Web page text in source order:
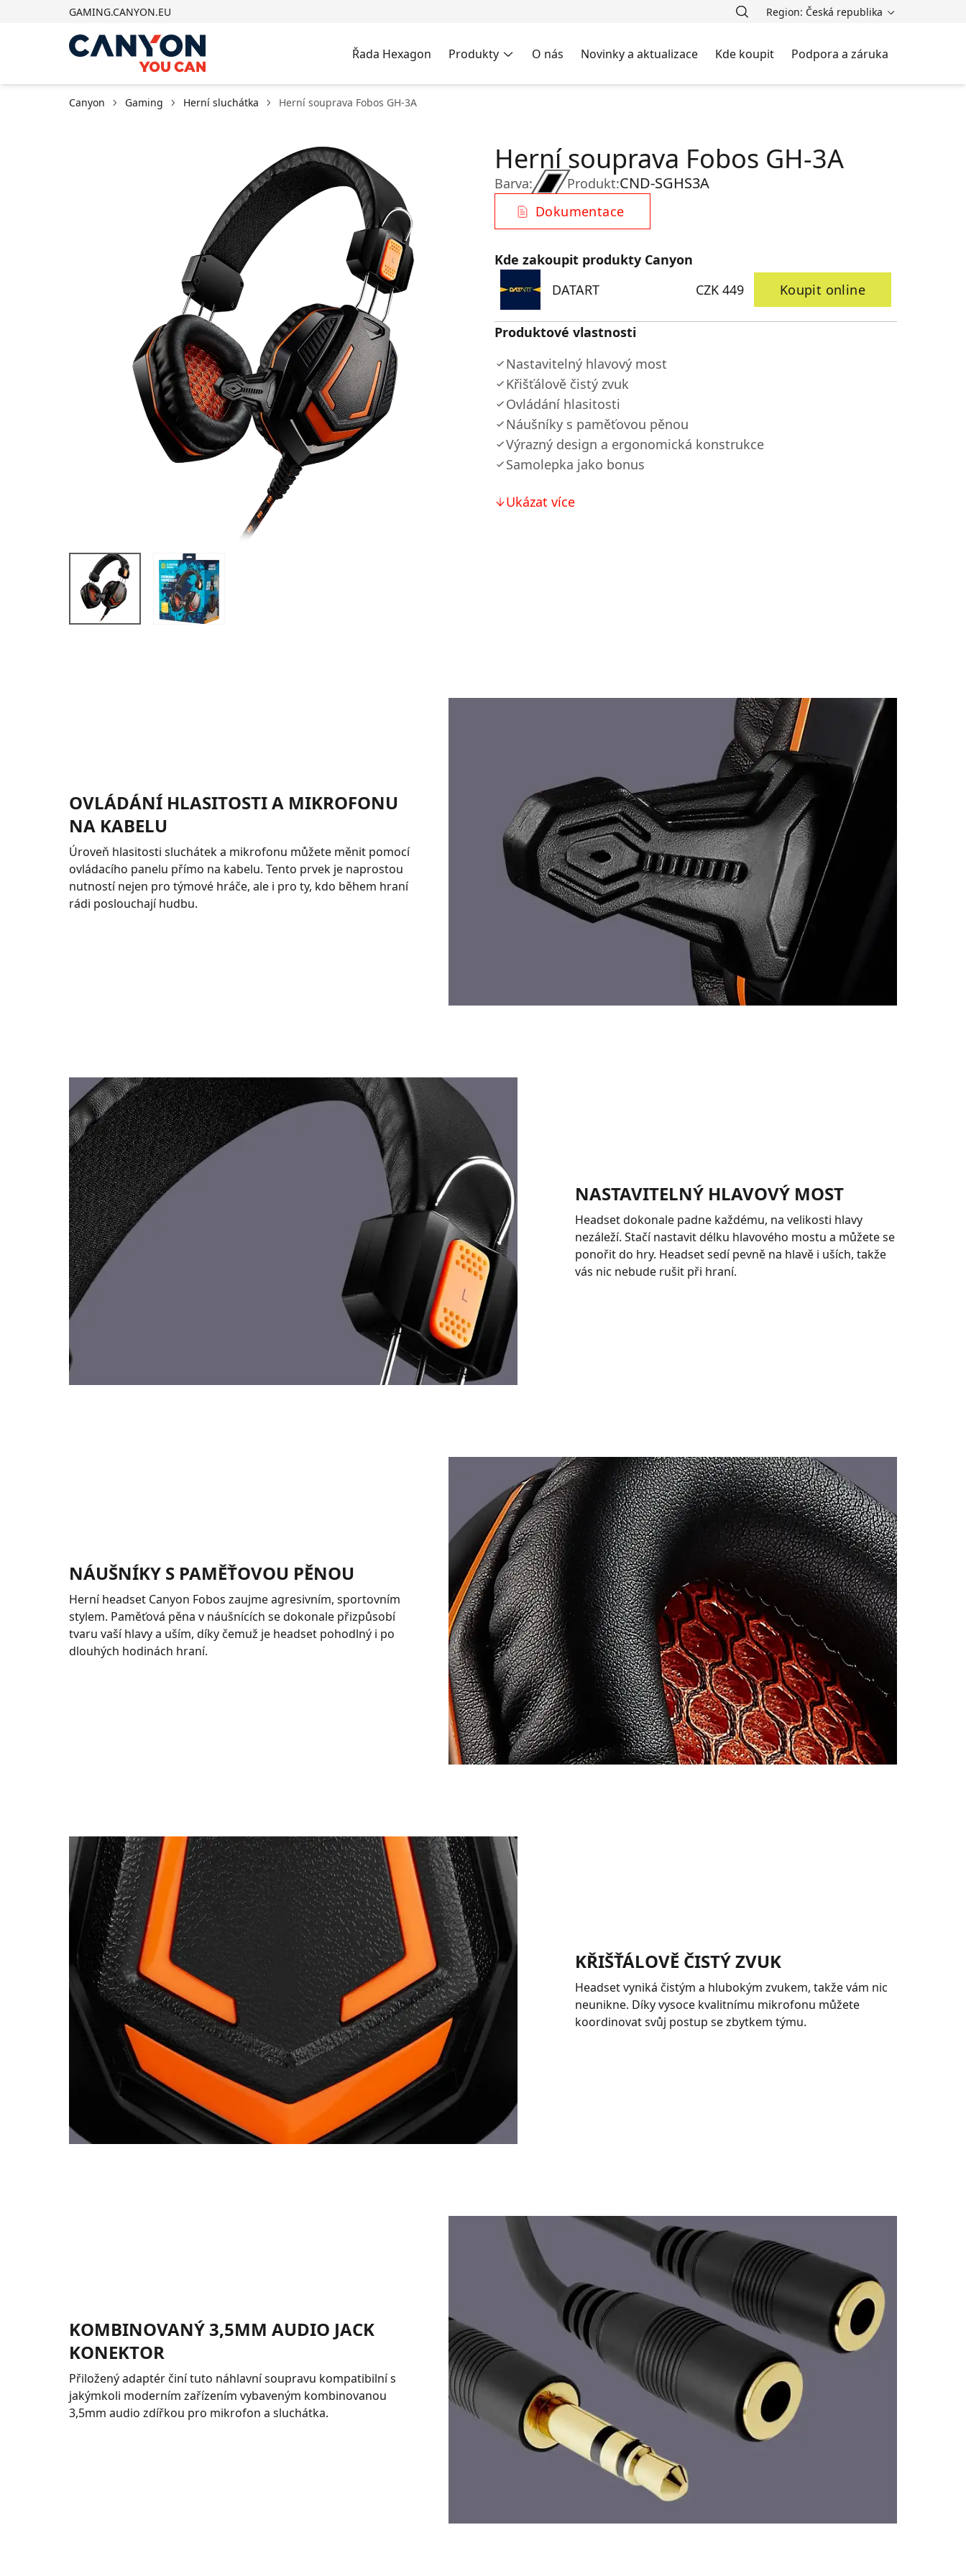
GAMING.CANYON.EU Region: Česká republika
Řada Hexagon Produkty O nás Novinky a aktualizace Kde koupit Podpora a záruka
Canyon Gaming Herní sluchátka Herní souprava Fobos GH-3A
Barva:
Herní souprava Fobos GH-3A
Produkt:CND-SGHS3A
Dokumentace
Produktové vlastnosti
Nastavitelný hlavový most
Křišťálově čistý zvuk
Ovládání hlasitosti
Náušníky s paměťovou pěnou
Výrazný design a ergonomická konstrukce
Samolepka jako bonus
Ukázat více
Kde zakoupit produkty Canyon
DATART
CZK 449 Koupit online
OVLÁDÁNÍ HLASITOSTI A MIKROFONU
NA KABELU
Úroveň hlasitosti sluchátek a mikrofonu můžete měnit pomocí
ovládacího panelu přímo na kabelu. Tento prvek je naprostou
nutností nejen pro týmové hráče, ale i pro ty, kdo během hraní
rádi poslouchají hudbu.
NASTAVITELNÝ HLAVOVÝ MOST
Headset dokonale padne každému, na velikosti hlavy
nezáleží. Stačí nastavit délku hlavového mostu a můžete se
ponořit do hry. Headset sedí pevně na hlavě i uších, takže
vás nic nebude rušit při hraní.
NÁUŠNÍKY S PAMĚŤOVOU PĚNOU
Herní headset Canyon Fobos zaujme agresivním, sportovním
stylem. Paměťová pěna v náušnících se dokonale přizpůsobí
tvaru vaší hlavy a uším, díky čemuž je headset pohodlný i po
dlouhých hodinách hraní.
KŘIŠŤÁLOVĚ ČISTÝ ZVUK
Headset vyniká čistým a hlubokým zvukem, takže vám nic
neunikne. Díky vysoce kvalitnímu mikrofonu můžete
koordinovat svůj postup se zbytkem týmu.
KOMBINOVANÝ 3,5MM AUDIO JACK
KONEKTOR
Přiložený adaptér činí tuto náhlavní soupravu kompatibilní s
jakýmkoli moderním zařízením vybaveným kombinovanou
3,5mm audio zdířkou pro mikrofon a sluchátka.